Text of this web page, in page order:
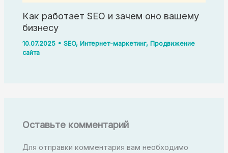
Как работает SEO и зачем оно вашему
бизнесу
10.07.2025 •SEO, Интернет-маркетинг, Продвижение
сайта
Оставьте комментарий
Для отправки комментария вам необходимо